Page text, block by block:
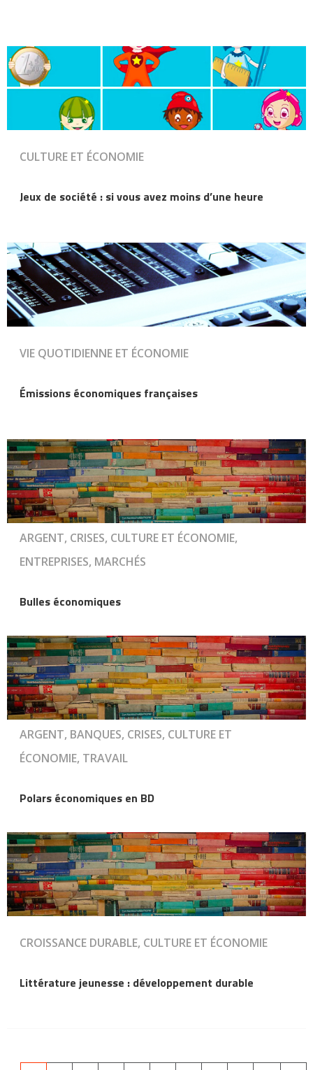
CULTURE ET ÉCONOMIE
Jeux de société : si vous avez moins d’une heure
VIE QUOTIDIENNE ET ÉCONOMIE
Émissions économiques françaises
ARGENT, CRISES, CULTURE ET ÉCONOMIE,
ENTREPRISES, MARCHÉS
Bulles économiques
ARGENT, BANQUES, CRISES, CULTURE ET
ÉCONOMIE, TRAVAIL
Polars économiques en BD
CROISSANCE DURABLE, CULTURE ET ÉCONOMIE
Littérature jeunesse : développement durable